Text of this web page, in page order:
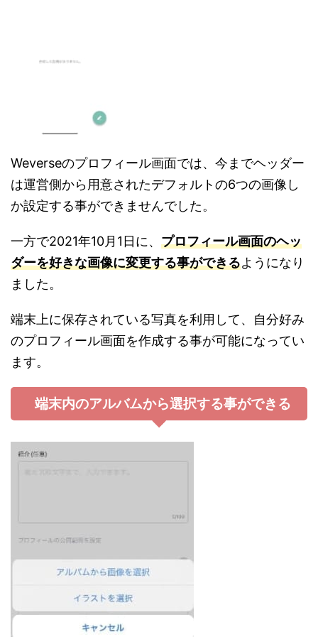
Weverseのプロフィール画面では、今までヘッダー
は運営側から用意されたデフォルトの6つの画像し
か設定する事ができませんでした。
一方で2021年10月1日に、 プロフィール画面のヘッ
ダーを好きな画像に変更する事ができるようになり
ました。
端末上に保存されている写真を利用して、自分好み
のプロフィール画面を作成する事が可能になってい
ます。
端末内のアルバムから選択する事ができる